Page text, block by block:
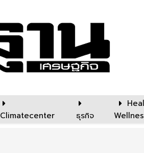
Climatecenter ธุรกิจ